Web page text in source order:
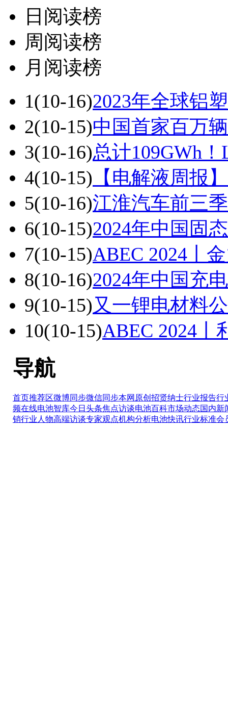
日阅读榜
周阅读榜
月阅读榜
1(10-16)2023年全球铝
2(10-15)中国首家百万
3(10-16)总计109GWh
4(10-15) 【电解液周报
5(10-16)江淮汽车前三
6(10-15)2024年中国固
7(10-15)ABEC 2024丨
8(10-16)2024年中国充
9(10-15)又一锂电材料
10(10-15)ABEC 2024丨
导航
首页推荐区微博同步微信同步本网原创 招贤纳士行业报告行
频在线电池智库今日头条焦点访谈电池百科市场动态国内新
销行业人物高端访谈专家观点机构分析电池快讯行业标准会